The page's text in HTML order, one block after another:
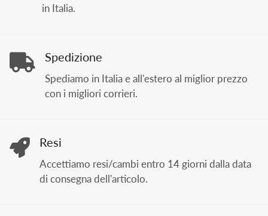
in Italia.
Spedizione
Spediamo in Italia e all'estero al miglior prezzo
con i migliori corrieri.
Resi
Accettiamo resi/cambi entro 14 giorni dalla data
di consegna dell'articolo.